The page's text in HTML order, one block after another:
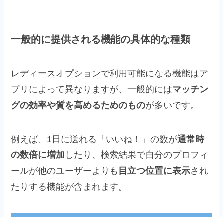
一般的に提供される機能の具体的な種類
レディースオプションで利用可能になる機能はア
プリによって異なりますが、一般的にはマッチン
グの効率や質を高めるためのものが多いです。
例えば、1日に送れる「いいね！」の数が通常時
の数倍に増加 したり、検索結果で自分のプロフィ
ールが他のユーザーよりも 目立つ位置に表示され
たりする機能が含まれます。